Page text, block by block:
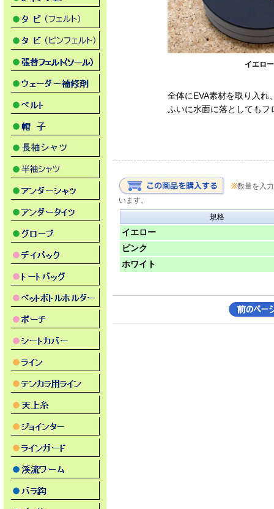
イエロー
全体にEVA素材を取り入れ
ふいに水面に落としても
※数量を入
います。
規格
イエロー
ピンク
ホワイト